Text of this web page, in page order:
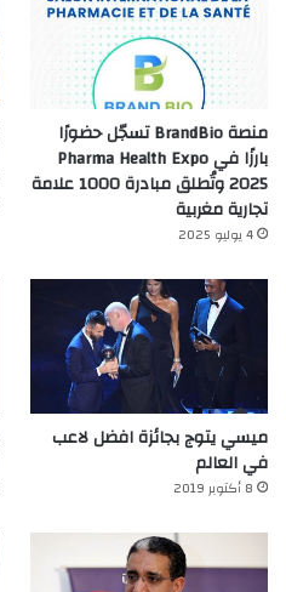
منصة BrandBio تسجّل حضورًا
بارزًا في Pharma Health Expo
2025 وتُطلق مبادرة 1000 علامة
تجارية مغربية
4 يوليو 2025
ميسي يتوج بجائزة افضل لاعب
في العالم‎
8 أكتوبر 2019